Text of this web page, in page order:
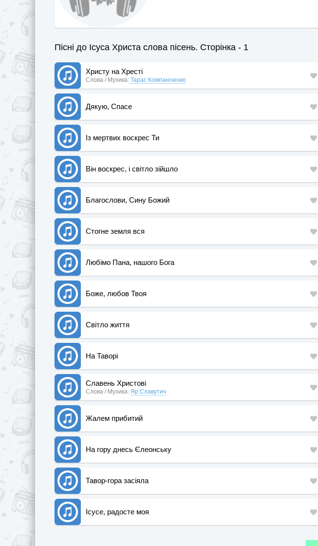
Пісні до Ісуса Христа слова пісень. Сторінка - 1
Христу на Хресті
Слова / Музика: Тарас Компаніченко
Дякую, Спасе
Із мертвих воскрес Ти
Він воскрес, і світло зійшло
Благослови, Сину Божий
Стогне земля вся
Любімо Пана, нашого Бога
Боже, любов Твоя
Світло життя
На Таворі
Славень Христові
Слова / Музика: Яр Славутич
Жалем прибитий
На гору днесь Єлеонську
Тавор-гора засіяла
Ісусе, радосте моя